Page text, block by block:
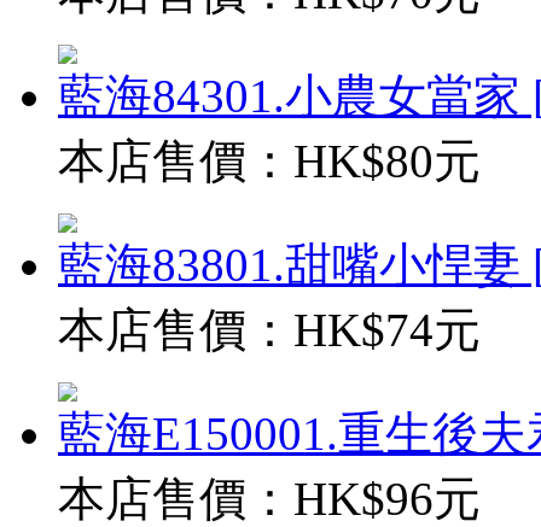
藍海84301.小農女當家
本店售價： HK$80元
藍海83801.甜嘴小悍妻
本店售價： HK$74元
藍海E150001.重生後夫
本店售價： HK$96元